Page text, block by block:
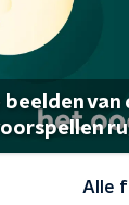
van
Alle